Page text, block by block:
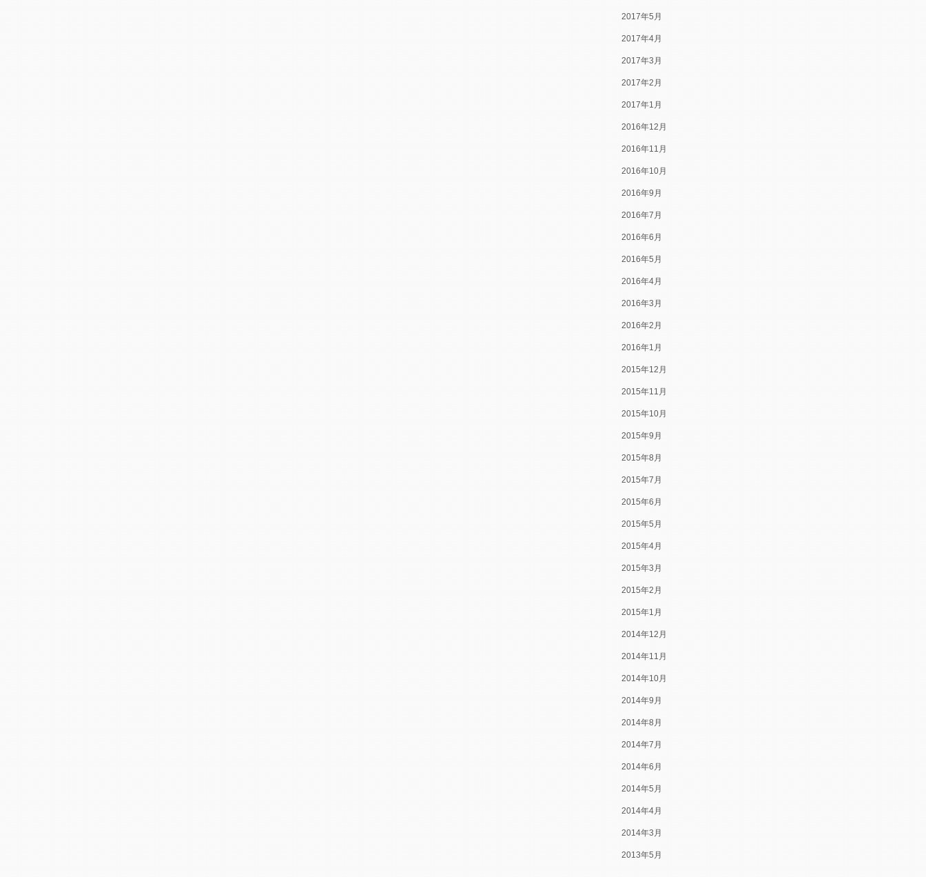
2017年5月
2017年4月
2017年3月
2017年2月
2017年1月
2016年12月
2016年11月
2016年10月
2016年9月
2016年7月
2016年6月
2016年5月
2016年4月
2016年3月
2016年2月
2016年1月
2015年12月
2015年11月
2015年10月
2015年9月
2015年8月
2015年7月
2015年6月
2015年5月
2015年4月
2015年3月
2015年2月
2015年1月
2014年12月
2014年11月
2014年10月
2014年9月
2014年8月
2014年7月
2014年6月
2014年5月
2014年4月
2014年3月
2013年5月